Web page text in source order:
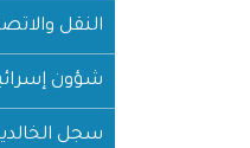
النقل
شؤون
سجل